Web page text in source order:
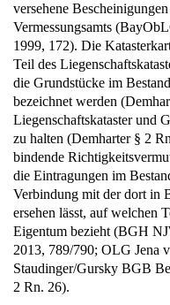
versehene
Vermessungsamts
1999, 172). Die
Teil des
die Grundstücke im
bezeichnet werden
Liegenschaftskataster und
zu halten (Demharter § 2
bindende
die Eintragungen im
Verbindung mit der dort in
ersehen lässt, auf welchen
Eigentum bezieht (BGH
2013, 789/790; OLG Jena
Staudinger/Gursky BGB
2 Rn. 26).